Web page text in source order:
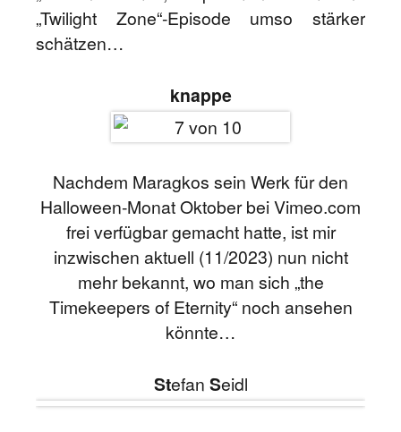
„Twilight Zone“-Episode umso stärker
schätzen…
knappe
Nachdem Maragkos sein Werk für den
Halloween-Monat Oktober bei Vimeo.com
frei verfügbar gemacht hatte, ist mir
inzwischen aktuell (11/2023) nun nicht
mehr bekannt, wo man sich „the
Timekeepers of Eternity“ noch ansehen
könnte…
Stefan Seidl